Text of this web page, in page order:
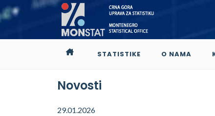
STATISTIKE O NAMA
Novosti
29.01.2026